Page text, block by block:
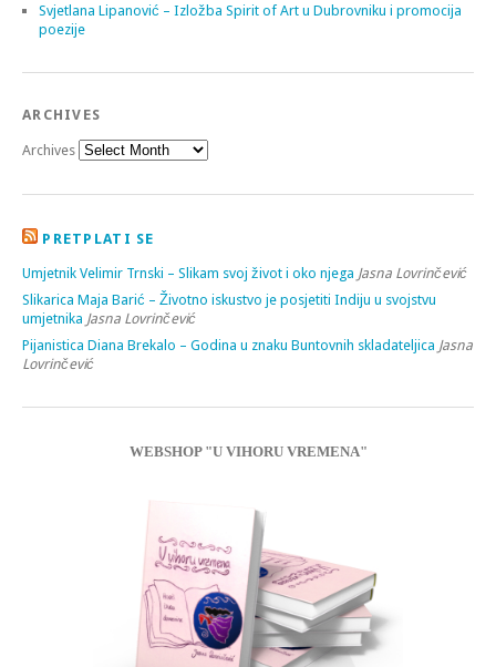
Svjetlana Lipanović – Izložba Spirit of Art u Dubrovniku i promocija
poezije
ARCHIVES
Archives
PRETPLATI SE
Umjetnik Velimir Trnski – Slikam svoj život i oko njega Jasna Lovrinčević
Slikarica Maja Barić – Životno iskustvo je posjetiti Indiju u svojstvu
umjetnika Jasna Lovrinčević
Pijanistica Diana Brekalo – Godina u znaku Buntovnih skladateljica Jasna
Lovrinčević
WEBSHOP "U VIHORU VREMENA"